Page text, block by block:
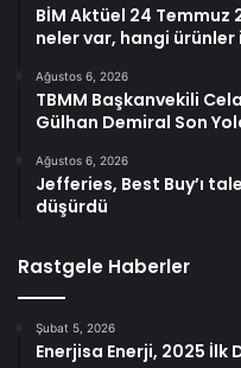
BİM Aktüel 24 Temmuz
neler var, hangi
Ağustos 6, 2026
TBMM Başkanvekili
Gülhan Demiral Son
Ağustos 6, 2026
Jefferies, Best Buy’ı
düşürdü
Rastgele Haberler
Şubat 5, 2026
Enerjisa Enerji, 2025 İlk